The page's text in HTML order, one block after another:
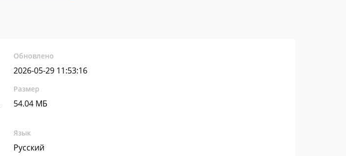
Обновлено
2026-05-29 11:53:16
Размер
54.04 МБ
Язык
Русский